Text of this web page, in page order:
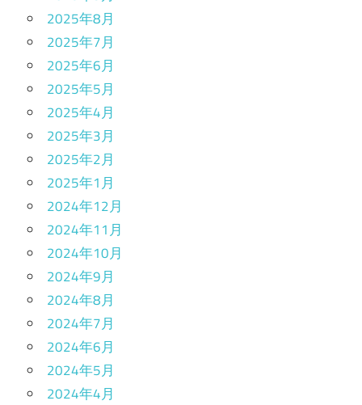
2025年8月
2025年7月
2025年6月
2025年5月
2025年4月
2025年3月
2025年2月
2025年1月
2024年12月
2024年11月
2024年10月
2024年9月
2024年8月
2024年7月
2024年6月
2024年5月
2024年4月